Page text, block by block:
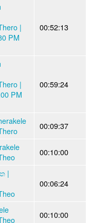
|
PM
00:52:13
|
PM
00:59:24
00:09:37
00:10:00
|
00:06:24
00:10:00